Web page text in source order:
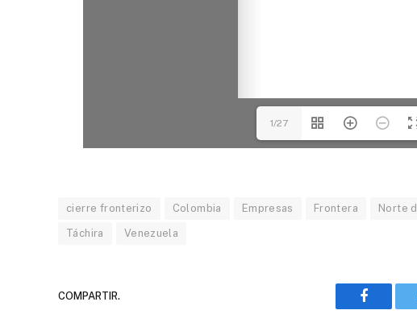
1/27
cierre fronterizo Colombia Empresas Frontera Norte
Táchira Venezuela
COMPARTIR.